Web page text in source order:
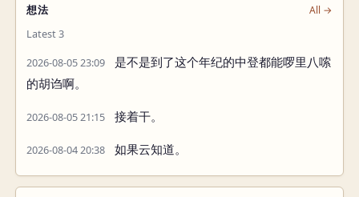
想法 All →
Latest 3
2026-08-05 23:09
是不是到了这个年纪的中登都能啰里八嗦
的胡诌啊。
2026-08-05 21:15 接着干。
2026-08-04 20:38 如果云知道。